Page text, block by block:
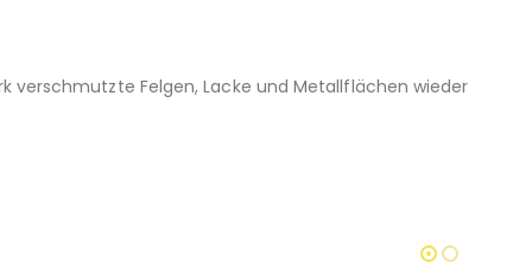
verschmutzte Felgen, Lacke und Metallflächen wieder